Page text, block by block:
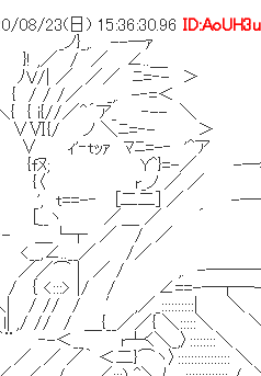
08/23(日) 15:36:30.96
--─ｧ
∠..＿
／ ﾆ=‐- ＞
-‐=＜
ア_ ‐-- ＼
ﾆ=‐- ＞
ﾏﾆ=-‐ '^ア
／ -
ノ ／
[二二] ／ -
＿ ／
＿└┬ ／ /
／
⌒ | ／ / ,. -
<:::> |/ / ∠==-─┬─-
,／_::::::::::| ＼
{__／／{ ＼:::::＼ ＼
__ r┴く＼_,〉::::::::＼
｀ ＜二}⌒ヽ〉